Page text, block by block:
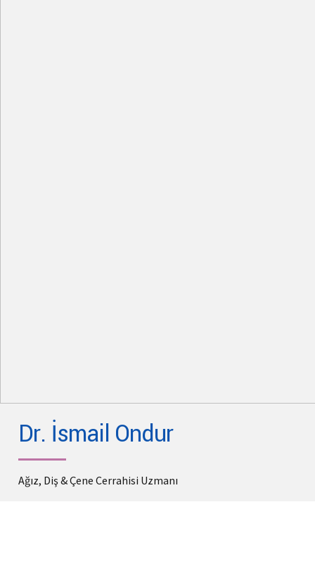
Dr. İsmail Ondur
Ağız, Diş & Çene Cerrahisi Uzmanı